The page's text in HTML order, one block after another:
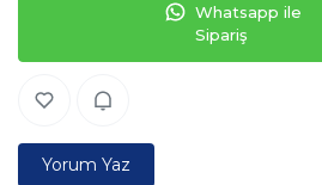
Whatsapp ile
Sipariş
Yorum Yaz